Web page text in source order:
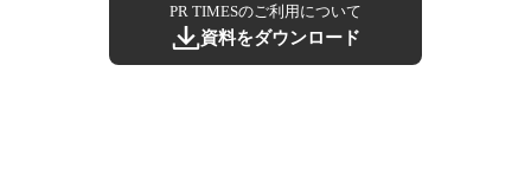
PR TIMESのご利用について
資料をダウンロード